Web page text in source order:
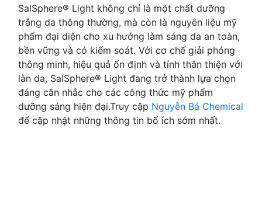
SalSphere® Light không chỉ là một chất dưỡng
trắng da thông thường, mà còn là nguyên liệu mỹ
phẩm đại diện cho xu hướng làm sáng da an toàn,
bền vững và có kiểm soát. Với cơ chế giải phóng
thông minh, hiệu quả ổn định và tính thân thiện với
làn da, SalSphere® Light đang trở thành lựa chọn
đáng cân nhắc cho các công thức mỹ phẩm
dưỡng sáng hiện đại.Truy cập Nguyễn Bá Chemical
để cập nhật những thông tin bổ ích sớm nhất.